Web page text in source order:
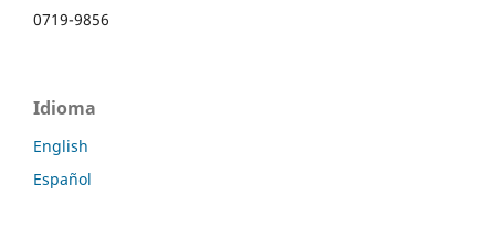
0719-9856
Idioma
English
Español